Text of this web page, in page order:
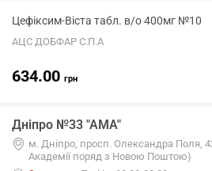
Цефіксим-Віста табл. в/о 400мг №10
АЦС ДОБФАР С.П.А
634.00 грн
Дніпро №33 "АМА"
м. Дніпро, просп. Олександра Поля,
Академії поряд з Новою Поштою)